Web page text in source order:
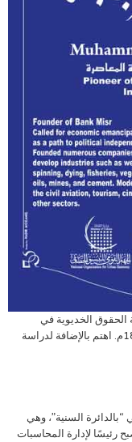
الخديوية في
وحصل على شهادة الحقوق في 1889م. اهتم بالإضافة لدراسة
السنية”، وهي
رئيسًا لإدارة المحاسبات